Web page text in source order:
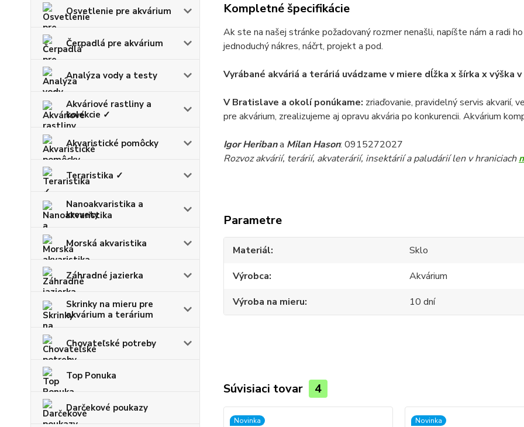
Osvetlenie pre akvárium
Čerpadlá pre akvárium
Analýza vody a testy
Akváriové rastliny a
kolekcie ✓
Akvaristické pomôcky
Teraristika ✓
Nanoakvaristika a
krevety
Morská akvaristika
Záhradné jazierka
Skrinky na mieru pre
akvárium a terárium
Chovateľské potreby
Top Ponuka
Darčekové poukazy
Kompletné špecifikácie
Ak ste na našej stránke požadovaný rozmer nenašli, napíšte nám a radi
jednoduchý nákres, náčrt, projekt a pod.
Vyrábané akváriá a teráriá uvádzame v miere dĺžka x šírka x výška
V Bratislave a okolí ponúkame: zriaďovanie, pravidelný servis akvarií,
pre akvárium, zrealizujeme aj opravu akvária po konkurencii. Akvárium
Igor Heribana Milan Hason: 0915272027
Rozvoz akvárií, terárií, akvaterárií, insektárií a paludárií len v hraniciach
Parametre
Materiál
Sklo
Výrobca
Akvárium
Výroba na mieru
10 dní
Súvisiaci tovar 4
Novinka Novinka